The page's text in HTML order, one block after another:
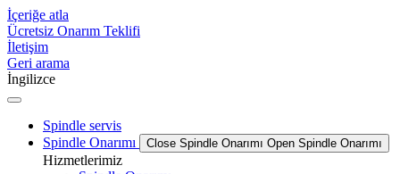
İçeriğe atla
Ücretsiz Onarım Teklifi
İletişim
Geri arama
İngilizce
Spindle servis
Spindle Onarımı
Close Spindle Onarımı Open Spindle Onarımı
Hizmetlerimiz